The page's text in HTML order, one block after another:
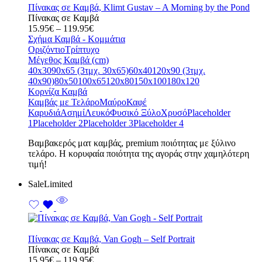
Πίνακας σε Καμβά, Klimt Gustav – A Morning by the Pond
Πίνακας σε Καμβά
15.95€ – 119.95€Price
range:
15.95€
through
119.95€
Σχήμα Καμβά - Κομμάτια
ΟριζόντιοΤρίπτυχο
Μέγεθος Καμβά (cm)
40x3090x65 (3τμχ. 30x65)60x40120x90 (3τμχ.
40x90)80x50100x65120x80150x100180x120
Κορνίζα Καμβά
Καμβάς με ΤελάροΜαύροΚαφέ
ΚαρυδιάΑσημίΛευκόΦυσικό ΞύλοΧρυσόPlaceholder
1Placeholder 2Placeholder 3Placeholder 4
Bαμβακερός ματ καμβάς, premium ποιότητας με ξύλινο
τελάρο. Η κορυφαία ποιότητα της αγοράς στην χαμηλότερη
τιμή!
SaleLimited
Πίνακας σε Καμβά, Van Gogh – Self Portrait
Πίνακας σε Καμβά
15.95€ – 119.95€Price